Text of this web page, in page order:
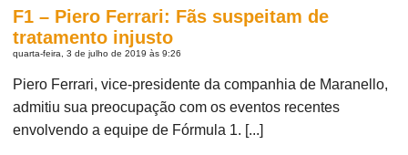
F1 – Piero Ferrari: Fãs suspeitam de
tratamento injusto
quarta-feira, 3 de julho de 2019 às 9:26
Piero Ferrari, vice-presidente da companhia de Maranello,
admitiu sua preocupação com os eventos recentes
envolvendo a equipe de Fórmula 1. [...]